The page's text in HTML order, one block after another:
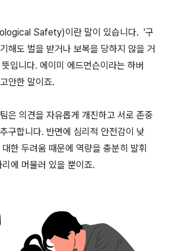
Safety)이란 말이 있습니다. '구
해도 벌을 받거나 보복을 당하지 않을 거
입니다. 에이미 에드먼슨이라는 하버
안한 말이죠.
은 의견을 자유롭게 개진하고 서로 존중
구합니다. 반면에 심리적 안전감이 낮
한 두려움 때문에 역량을 충분히 발휘
에 머물러 있을 뿐이죠.